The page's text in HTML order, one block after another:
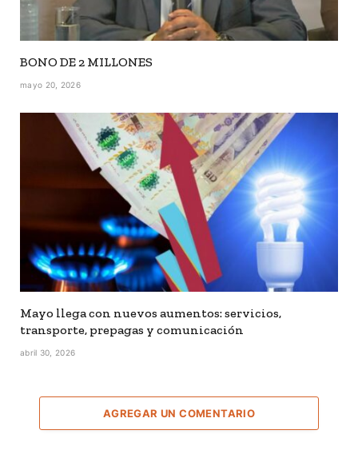
BONO DE 2 MILLONES
mayo 20, 2026
Mayo llega con nuevos aumentos: servicios,
transporte, prepagas y comunicación
abril 30, 2026
AGREGAR UN COMENTARIO